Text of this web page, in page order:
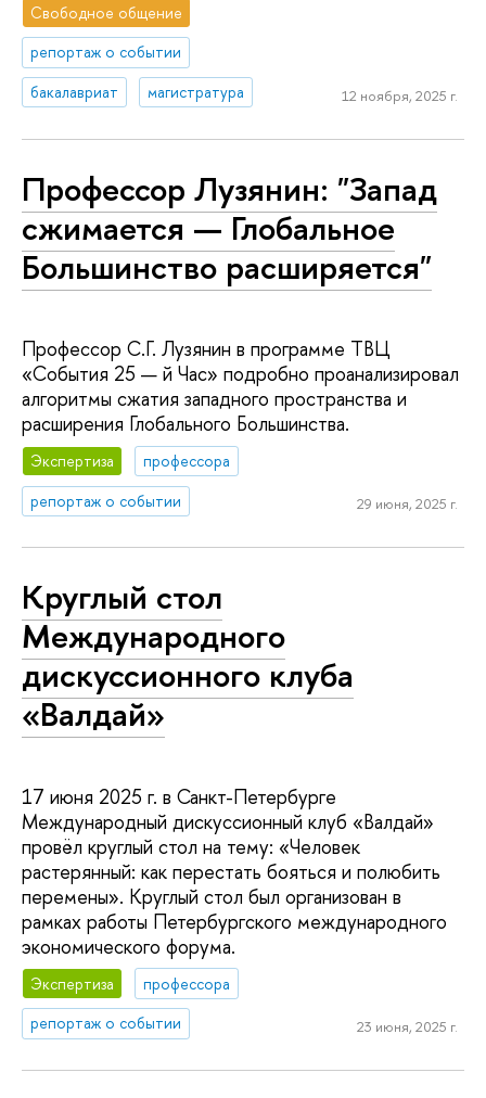
Свободное общение
репортаж о событии
бакалавриат
магистратура 12 ноября, 2025 г.
Профессор Лузянин: "Запад
сжимается — Глобальное
Большинство расширяется"
Профессор С.Г. Лузянин в программе ТВЦ
«События 25 — й Час» подробно проанализировал
алгоритмы сжатия западного пространства и
расширения Глобального Большинства.
Экспертиза
профессора
репортаж о событии
29 июня, 2025 г.
Круглый стол
Международного
дискуссионного клуба
«Валдай»
17 июня 2025 г. в Санкт-Петербурге
Международный дискуссионный клуб «Валдай»
провёл круглый стол на тему: «Человек
растерянный: как перестать бояться и полюбить
перемены». Круглый стол был организован в
рамках работы Петербургского международного
экономического форума.
Экспертиза
профессора
репортаж о событии
23 июня, 2025 г.